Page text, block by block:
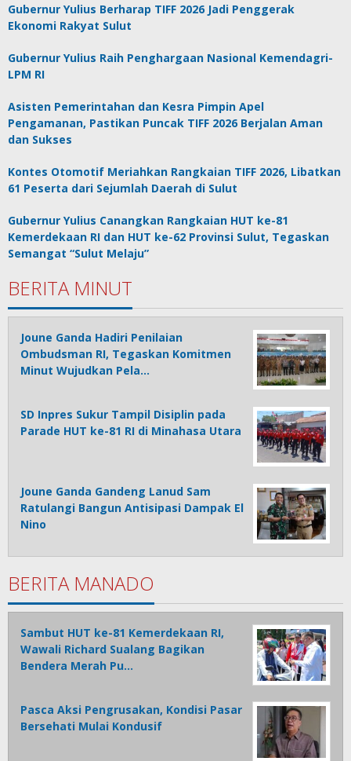
Gubernur Yulius Berharap TIFF 2026 Jadi Penggerak
Ekonomi Rakyat Sulut
Gubernur Yulius Raih Penghargaan Nasional Kemendagri-
LPM RI
Asisten Pemerintahan dan Kesra Pimpin Apel
Pengamanan, Pastikan Puncak TIFF 2026 Berjalan Aman
dan Sukses
Kontes Otomotif Meriahkan Rangkaian TIFF 2026, Libatkan
61 Peserta dari Sejumlah Daerah di Sulut
Gubernur Yulius Canangkan Rangkaian HUT ke-81
Kemerdekaan RI dan HUT ke-62 Provinsi Sulut, Tegaskan
Semangat “Sulut Melaju”
BERITA MINUT
Joune Ganda Hadiri Penilaian
Ombudsman RI, Tegaskan Komitmen
Minut Wujudkan Pela…
SD Inpres Sukur Tampil Disiplin pada
Parade HUT ke-81 RI di Minahasa Utara
Joune Ganda Gandeng Lanud Sam
Ratulangi Bangun Antisipasi Dampak El
Nino
BERITA MANADO
Sambut HUT ke-81 Kemerdekaan RI,
Wawali Richard Sualang Bagikan
Bendera Merah Pu…
Pasca Aksi Pengrusakan, Kondisi Pasar
Bersehati Mulai Kondusif